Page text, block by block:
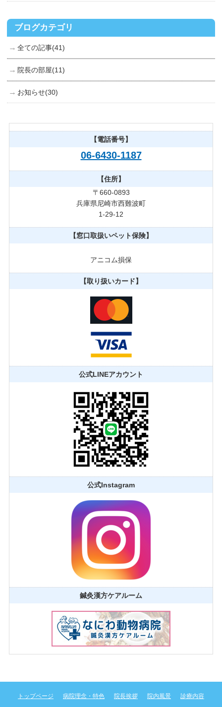
ブログカテゴリ
全ての記事(41)
院長の部屋(11)
お知らせ(30)
【電話番号】
06-6430-1187
【住所】
〒660-0893
兵庫県尼崎市西難波町
1-29-12
【窓口取扱いペット保険】
アニコム損保
【取り扱いカード】
公式LINEアカウント
公式Instagram
鍼灸漢方ケアルーム
トップページ 病院理念・特色 院長挨拶 院内風景 診療内容